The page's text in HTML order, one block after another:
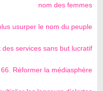
nom des femmes
usurper le nom du peuple
services sans but lucratif
66. Réformer la médiasphère